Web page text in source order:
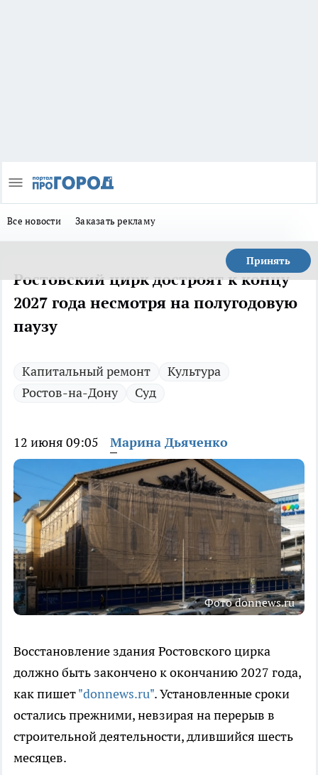
Все новости Заказать рекламу
Принять
Ростовский цирк достроят к концу
2027 года несмотря на полугодовую
паузу
Капитальный ремонт
Культура
Ростов-на-Дону
Суд
12 июня 09:05 Марина Дьяченко
Фото donnews.ru
Восстановление здания Ростовского цирка
должно быть закончено к окончанию 2027 года,
как пишет"donnews.ru". Установленные сроки
остались прежними, невзирая на перерыв в
строительной деятельности, длившийся шесть
месяцев.